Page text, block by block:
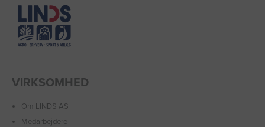
VIRKSOMHED
Om LINDS AS
Medarbejdere